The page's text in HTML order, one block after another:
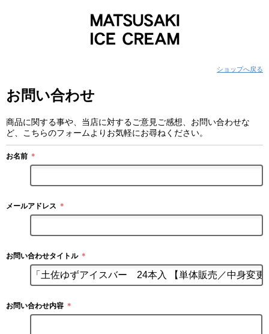
ショップへ戻る
お問い合わせ
商品に関する事や、当店に対するご意見ご感想、お問い合わせな
ど、こちらのフォームよりお気軽にお尋ねください。
お名前 ＊
メールアドレス ＊
お問い合わせタイトル ＊
お問い合わせ内容 ＊